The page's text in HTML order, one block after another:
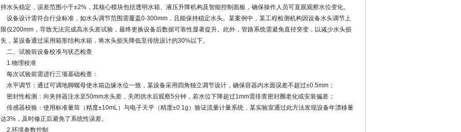
持水头稳定，误差范围小于±2%，其核心模块包括透明水箱、液压升降机构及智能控制面板，确保操作人员可直观观察水位变化。
设备设计需符合行业标准，如水头调节范围需覆盖0-300mm，且能保持稳定水头。某案例中，某工程检测机构因设备水头调节上
限仅200mm，导致无法完成高水头差试验，最终更换设备后数据可靠性显著提升。此外，管路系统需避免直径突变，以减少水头损
失，某设备通过采用箱形结构水箱，将水头损失降低至传统设计的30%以下。
二、试验前设备校准与状态检查
1.物理校准
每次试验前需进行三项基础检查：
水平调节：通过可调地脚螺母使水箱边缘水位一致，某设备采用四角独立调节设计，确保容器内水面误差不超过±0.5mm；
密封性检测：向夹持器注水至50mm水头差，关闭供水后观察5分钟，若水位下降超过1mm需排查密封圈老化或安装偏差；
传感器校验：使用标准量筒（精度±10mL）与电子天平（精度±0.1g）验证流量计量系统，某实验室通过此方法发现设备年漂移量
达3%，及时修正后避免了系统性误差。
2.环境参数控制